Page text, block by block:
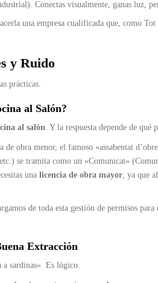
Conectas visualmente, ganas luz,
una empresa cualificada que, como
y Ruido
prácticas.
al Salón?
al salón. Y la respuesta depende de qué
de obra menor, el famoso «assabentat
se tramita como un «Comunicat»
una licencia de obra mayor, ya que
de toda esta gestión de permisos
Extracción
sardinas». Es lógico.